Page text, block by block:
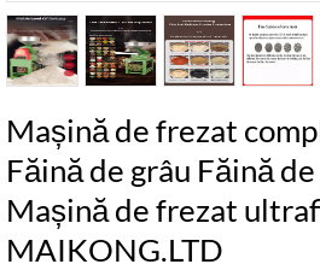
Mașină de frezat
Făină de grâu Făină
Mașină de frezat
MAIKONG.LTD